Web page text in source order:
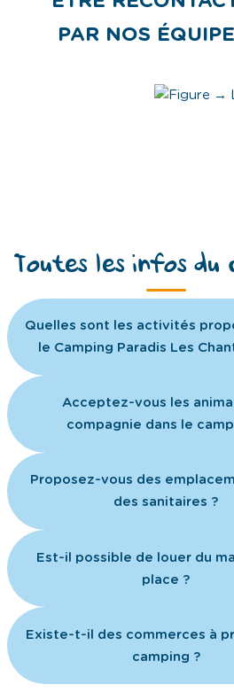
PAR NOS
Toutes les infos du
Quelles sont les activités
le Camping Paradis Les
Acceptez-vous les
compagnie dans le
Proposez-vous des
des sanitaires ?
Est-il possible de louer du
place ?
Existe-t-il des commerces à
camping ?